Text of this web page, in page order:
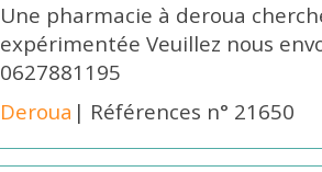
Une pharmacie à deroua
expérimentée Veuillez nous
0627881195
Deroua | Références n° 21650